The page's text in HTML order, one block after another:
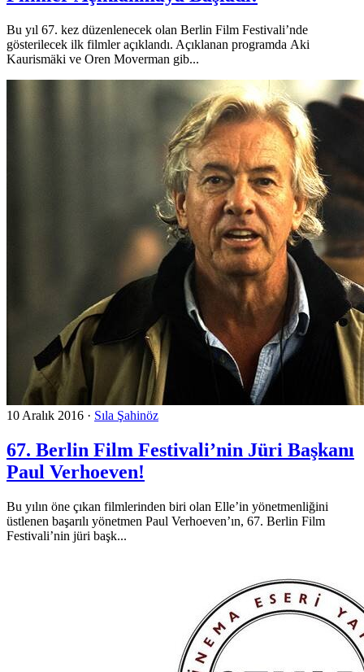
Bu yıl 67. kez düzenlenecek olan Berlin Film Festivali’nde
gösterilecek ilk filmler açıklandı. Açıklanan programda Aki
Kaurismäki ve Oren Moverman gib...
10 Aralık 2016 · Sıla Şahinöz
67. Berlin Film Festivali’nin Jüri Başkanı
Paul Verhoeven!
Bu yılın öne çıkan filmlerinden biri olan Elle’in yönetmenliğini
üstlenen başarılı yönetmen Paul Verhoeven’ın, 67. Berlin Film
Festivali’nin jüri başk...